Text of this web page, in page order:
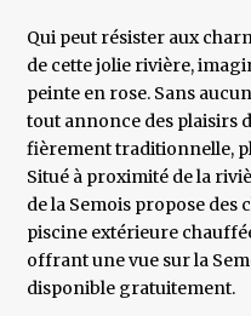
Qui peut résister aux
de cette jolie rivière,
peinte en rose. Sans
tout annonce des plaisirs
fièrement traditionnelle,
Situé à proximité de la
de la Semois propose des
piscine extérieure
offrant une vue sur la
disponible gratuitement.